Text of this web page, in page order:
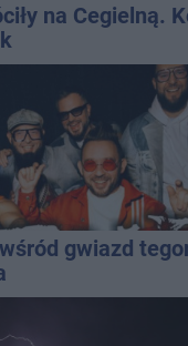
na Cegielną.
gwiazd